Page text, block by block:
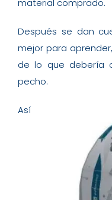
material comprado.
Después se dan
mejor para
de lo que debería
pecho.
Así